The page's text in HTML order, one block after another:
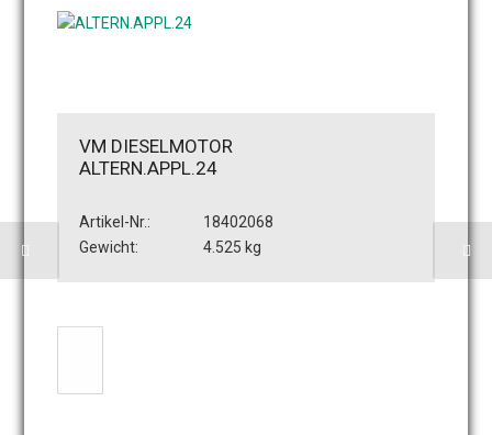
VM DIESELMOTOR
ALTERN.APPL.24
Artikel-Nr.:
18402068
Gewicht:
4.525 kg